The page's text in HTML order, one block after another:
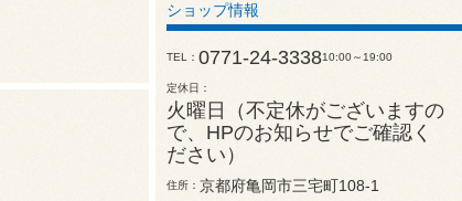
ショップ情報
TEL 0771-24-333810:00～19:00
定休日
火曜日（不定休がございますの
で、HPのお知らせでご確認く
ださい）
住所 京都府亀岡市三宅町108-1